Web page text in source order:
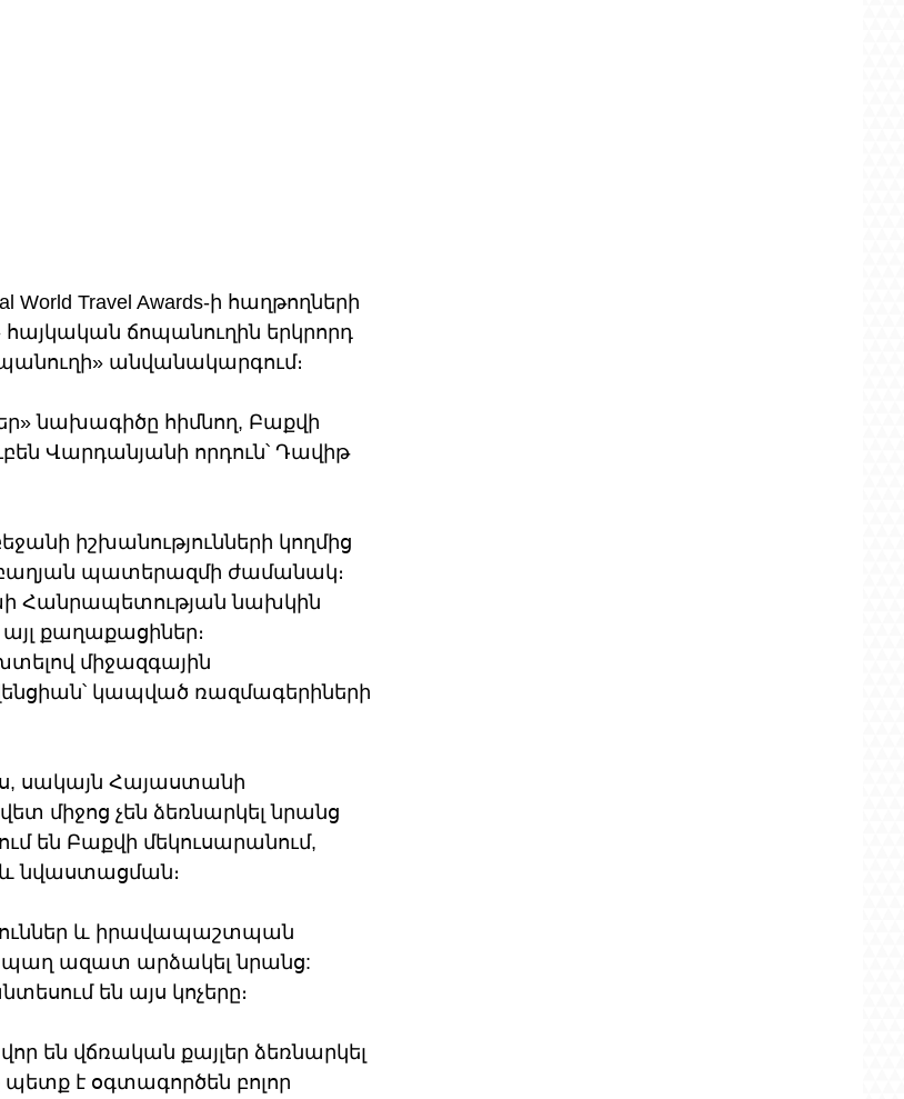
World Travel Awards-ի հաղթողների
ճոպանուղին երկրորդ
անվանակարգում։
նախագիծը հիմնող, Բաքվի
Վարդանյանի որդուն՝ Դավիթ
իշխանությունների կողմից
պատերազմի ժամանակ։
Հանրապետության նախկին
քաղաքացիներ։
միջազգային
կապված ռազմագերիների
սակայն Հայաստանի
միջոց չեն ձեռնարկել նրանց
են Բաքվի մեկուսարանում,
և նվաստացման։
և իրավապաշտպան
ազատ արձակել նրանց:
են այս կոչերը։
են վճռական քայլեր ձեռնարկել
է օգտագործեն բոլոր